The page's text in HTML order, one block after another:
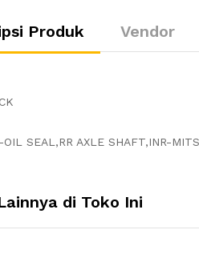
Produk Vendor
OIL SEAL,RR AXLE SHAFT,INR-
di Toko Ini